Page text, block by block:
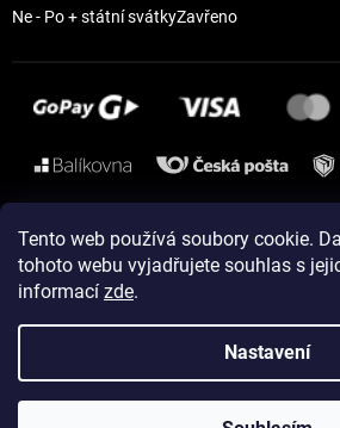
Tento web používá soubory cookie.
tohoto webu vyjadřujete souhlas s
informací zde.
Nastavení
Ne - Po + státní svátkyZavřeno
Instagram
Vytvořil Shoptet
Copyright 2026ELEVEN sportswear.